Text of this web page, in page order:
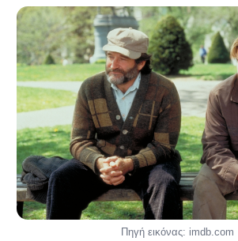
Πηγή εικόνας: imdb.com